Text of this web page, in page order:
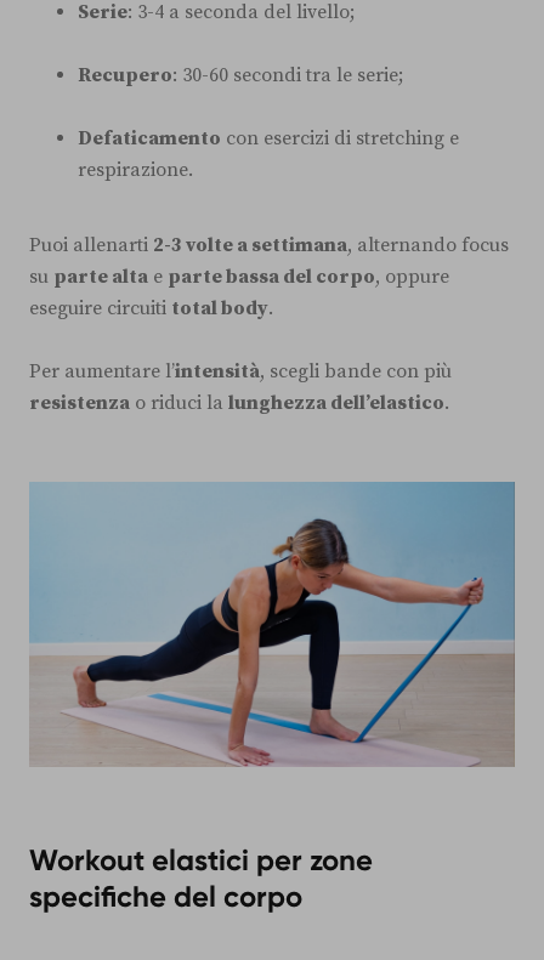
Serie: 3-4 a seconda del livello;
Recupero: 30-60 secondi tra le serie;
Defaticamento con esercizi di stretching e
respirazione.
Puoi allenarti 2-3 volte a settimana, alternando focus
su parte alta e parte bassa del corpo, oppure
eseguire circuiti total body.
Per aumentare l’intensità, scegli bande con più
resistenza o riduci la lunghezza dell’elastico.
Workout elastici per zone
specifiche del corpo